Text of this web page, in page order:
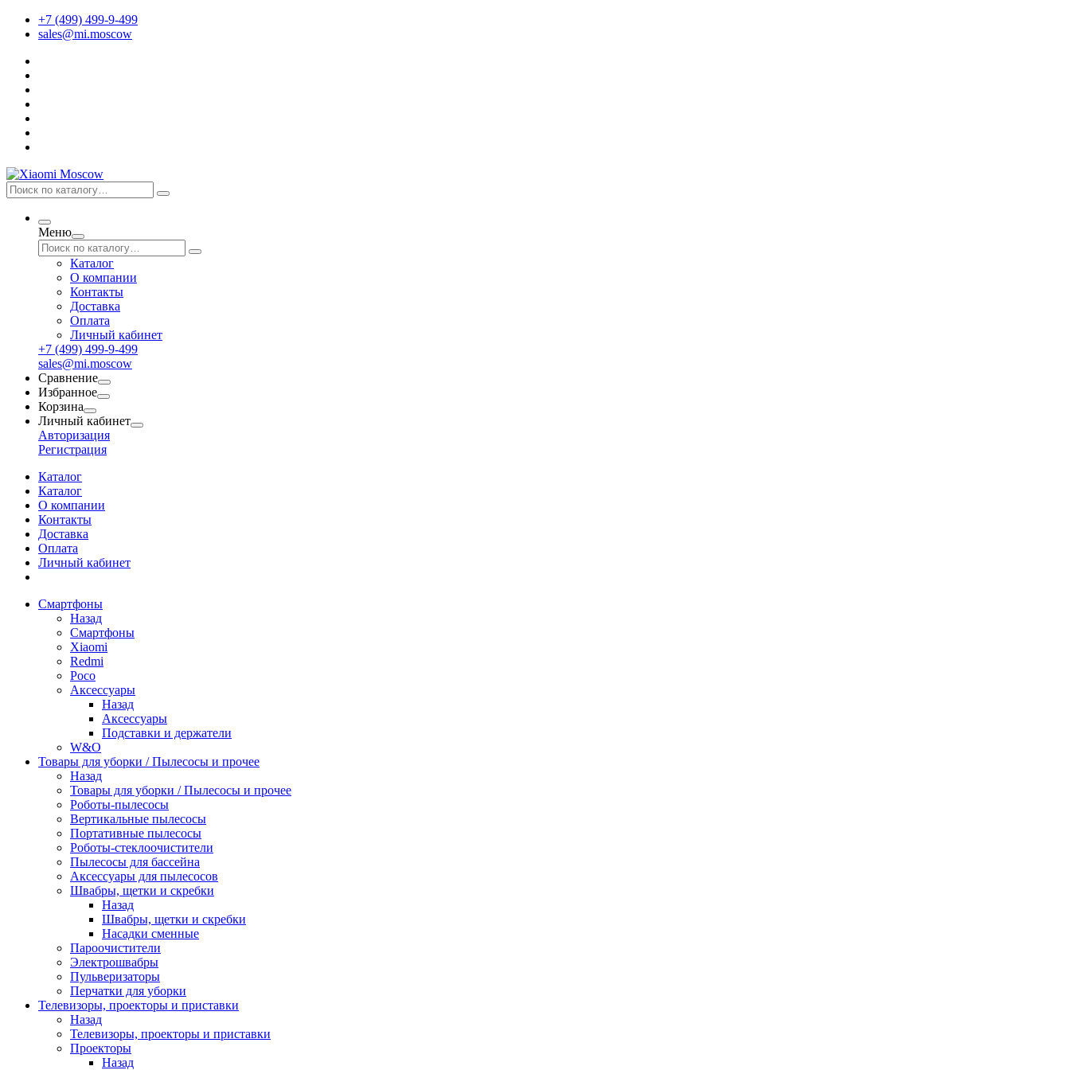
+7 (499) 499-9-499
sales@mi.moscow
Меню
Каталог
О компании
Контакты
Доставка
Оплата
Личный кабинет
+7 (499) 499-9-499
sales@mi.moscow
Сравнение
Избранное
Корзина
Личный кабинет
Авторизация
Регистрация
Каталог
Каталог
О компании
Контакты
Доставка
Оплата
Личный кабинет
Смартфоны
Назад
Смартфоны
Xiaomi
Redmi
Poco
Аксессуары
Назад
Аксессуары
Подставки и держатели
W&O
Товары для уборки / Пылесосы и прочее
Назад
Товары для уборки / Пылесосы и прочее
Роботы-пылесосы
Вертикальные пылесосы
Портативные пылесосы
Роботы-стеклоочистители
Пылесосы для бассейна
Аксессуары для пылесосов
Швабры, щетки и скребки
Назад
Швабры, щетки и скребки
Насадки сменные
Пароочистители
Электрошвабры
Пульверизаторы
Перчатки для уборки
Телевизоры, проекторы и приставки
Назад
Телевизоры, проекторы и приставки
Проекторы
Назад